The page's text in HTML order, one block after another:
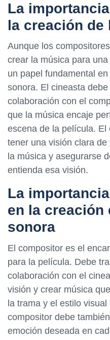
La
la creación de
Aunque los
crear la música para
un papel fundamental
sonora. El cineasta
colaboración con el
que la música encaje
escena de la película.
tener una visión clara
la música y asegurarse
entienda esa visión.
La
en la creación
sonora
El compositor es el
para la película. Debe
colaboración con el
visión y crear música
la trama y el estilo
compositor debe
emoción deseada en